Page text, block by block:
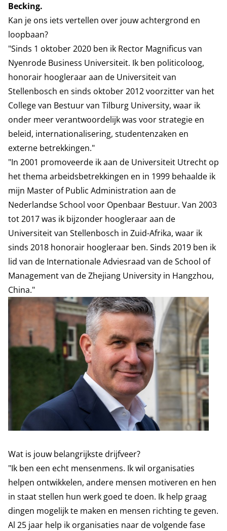
Becking.
Kan je ons iets vertellen over jouw achtergrond en
loopbaan?
"Sinds 1 oktober 2020 ben ik Rector Magnificus van
Nyenrode Business Universiteit. Ik ben politicoloog,
honorair hoogleraar aan de Universiteit van
Stellenbosch en sinds oktober 2012 voorzitter van het
College van Bestuur van Tilburg University, waar ik
onder meer verantwoordelijk was voor strategie en
beleid, internationalisering, studentenzaken en
externe betrekkingen."
"In 2001 promoveerde ik aan de Universiteit Utrecht op
het thema arbeidsbetrekkingen en in 1999 behaalde ik
mijn Master of Public Administration aan de
Nederlandse School voor Openbaar Bestuur. Van 2003
tot 2017 was ik bijzonder hoogleraar aan de
Universiteit van Stellenbosch in Zuid-Afrika, waar ik
sinds 2018 honorair hoogleraar ben. Sinds 2019 ben ik
lid van de Internationale Adviesraad van de School of
Management van de Zhejiang University in Hangzhou,
China."
Wat is jouw belangrijkste drijfveer?
"Ik ben een echt mensenmens. Ik wil organisaties
helpen ontwikkelen, andere mensen motiveren en hen
in staat stellen hun werk goed te doen. Ik help graag
dingen mogelijk te maken en mensen richting te geven.
Al 25 jaar help ik organisaties naar de volgende fase